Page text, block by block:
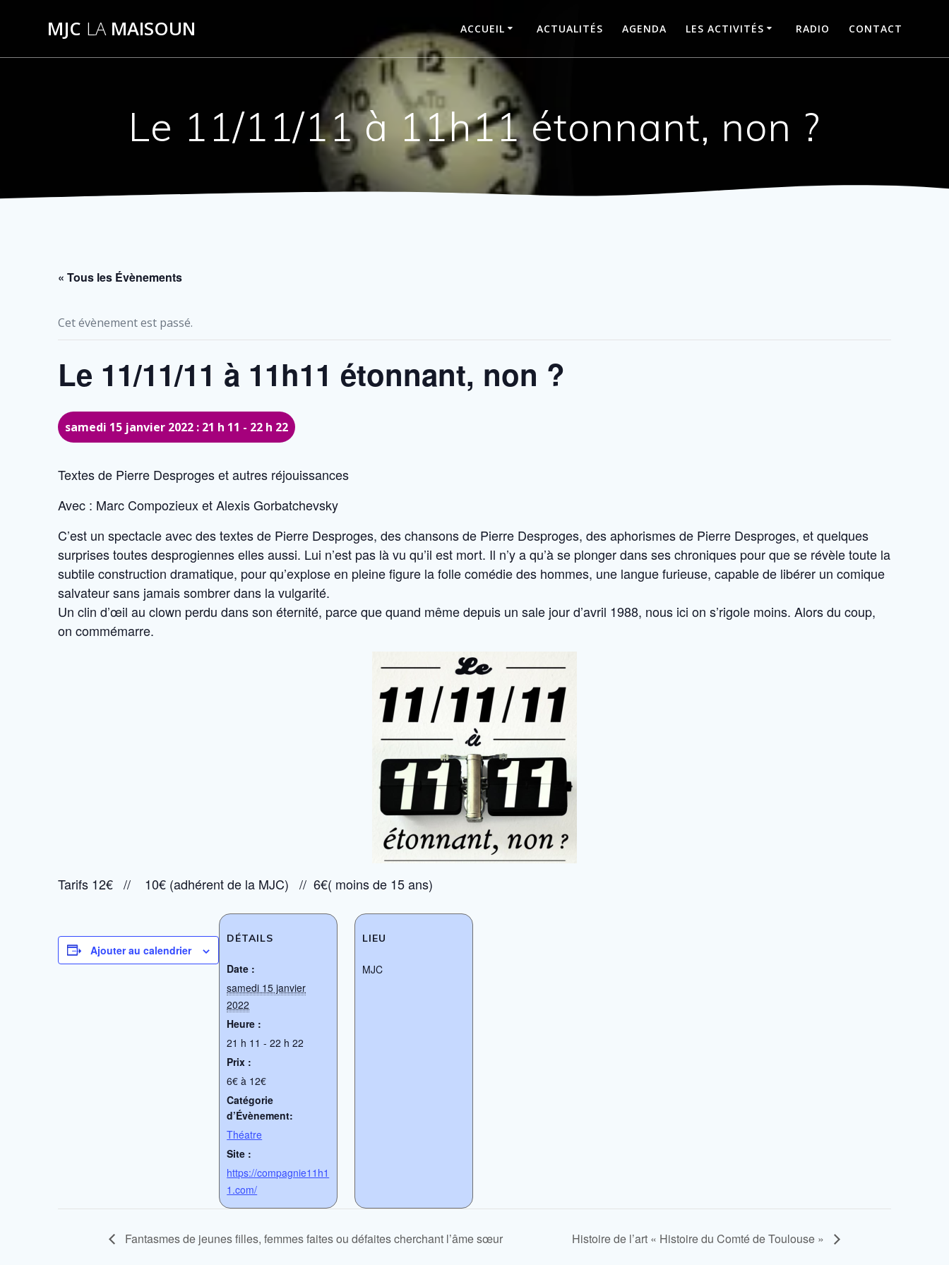
MJC LAMAISOUN ACCUEIL ACTUALITÉS AGENDA LES ACTIVITÉS RADIO CONTACT
Le 11/11/11 à 11h11 étonnant, non ?
« Tous les Évènements
Cet évènement est passé.
Le 11/11/11 à 11h11 étonnant, non ?
samedi 15 janvier 2022 : 21 h 11 - 22 h 22
Textes de Pierre Desproges et autres réjouissances
Avec : Marc Compozieux et Alexis Gorbatchevsky
C’est un spectacle avec des textes de Pierre Desproges, des chansons de Pierre Desproges, des aphorismes de Pierre Desproges, et quelques
surprises toutes desprogiennes elles aussi. Lui n’est pas là vu qu’il est mort. Il n’y a qu’à se plonger dans ses chroniques pour que se révèle toute la
subtile construction dramatique, pour qu’explose en pleine figure la folle comédie des hommes, une langue furieuse, capable de libérer un comique
salvateur sans jamais sombrer dans la vulgarité.
Un clin d’œil au clown perdu dans son éternité, parce que quand même depuis un sale jour d’avril 1988, nous ici on s’rigole moins. Alors du coup,
on commémarre.
Tarifs 12€ // 10€ (adhérent de la MJC) // 6€( moins de 15 ans)
Ajouter au calendrier
DÉTAILS
Date :
samedi 15 janvier
2022
Heure :
21 h 11 - 22 h 22
Prix :
6€ à 12€
Catégorie
d’Évènement:
Théatre
Site :
https://compagnie11h1
1.com/
LIEU
MJC
Fantasmes de jeunes filles, femmes faites ou défaites cherchant l’âme sœur Histoire de l’art « Histoire du Comté de Toulouse »